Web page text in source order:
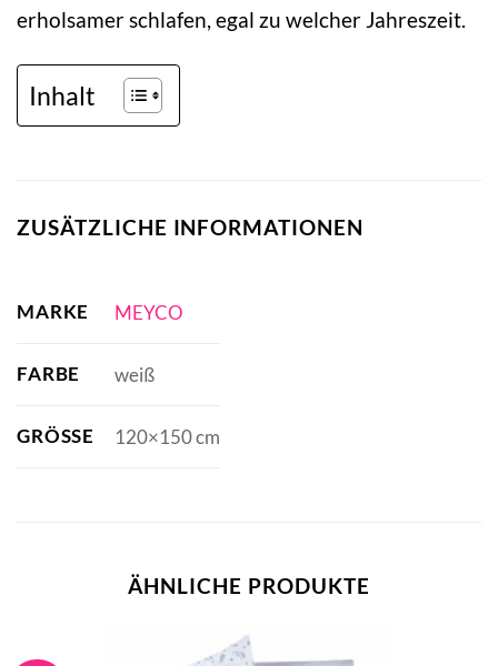
erholsamer schlafen, egal zu welcher Jahreszeit.
Inhalt
ZUSÄTZLICHE INFORMATIONEN
MARKE MEYCO
FARBE weiß
GRÖSSE 120×150 cm
ÄHNLICHE PRODUKTE